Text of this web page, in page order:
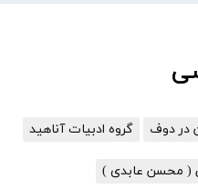
در دوف گروه ادبیات آناهید
( محسن عابدی )